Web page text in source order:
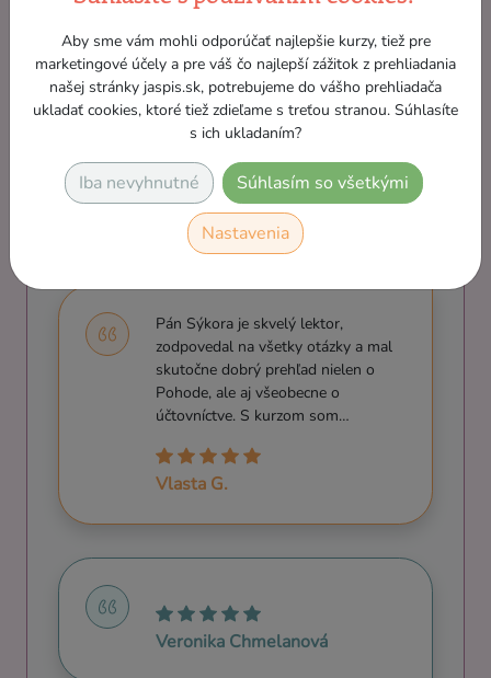
zaoberá účtovným, podnikateľským,
organizačným, ekonomickým a
marketingovým poradenstvom.
Komunikatívny, ústretový lektor, rád
pracuje s ľudmi a odovzdáva im svoje
Pán Sýkora je skvelý lektor,
zodpovedal na všetky otázky a mal
skutočne dobrý prehľad nielen o
Pohode, ale aj všeobecne o
účtovníctve. S kurzom som…
Vlasta G.
Veronika Chmelanová
Aby sme vám mohli odporúčať najlepšie kurzy, tiež pre
marketingové účely a pre váš čo najlepší zážitok z prehliadania
našej stránky jaspis.sk, potrebujeme do vášho prehliadača
ukladať cookies, ktoré tiež zdieľame s treťou stranou. Súhlasíte
s ich ukladaním?
Iba nevyhnutné Súhlasím so všetkými
Nastavenia